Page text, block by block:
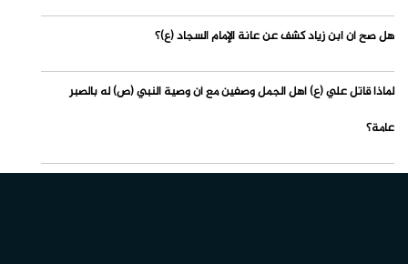
هل صح أن ابن زياد كشف عن عانة الإمام السجاد (ع)؟
لماذا قاتل علي (ع) أهل الجمل وصفين مع أن وصية النبي (ص) له بالصبر
عامة؟